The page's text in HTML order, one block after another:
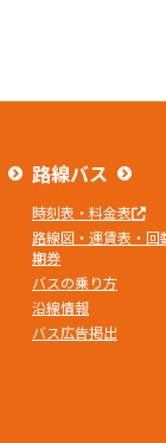
路線バス
時刻表・料金表
路線図・運賃表・回
期券
バスの乗り方
沿線情報
バス広告掲出